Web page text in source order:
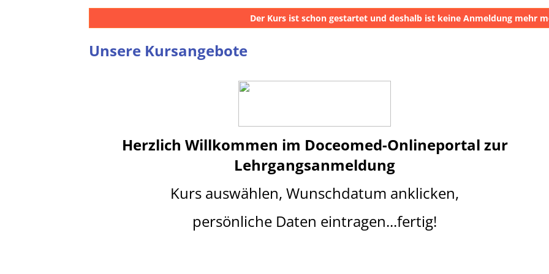
Der Kurs ist schon gestartet und deshalb ist keine Anmeldung mehr
Unsere Kursangebote
Herzlich Willkommen im Doceomed-Onlineportal zur
Lehrgangsanmeldung
Kurs auswählen, Wunschdatum anklicken,
persönliche Daten eintragen...fertig!